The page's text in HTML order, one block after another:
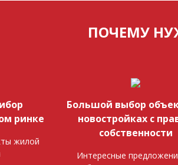
ПОЧЕМУ
ринке
жилой
Большой выбор
новостройках с
собственности
Интересные